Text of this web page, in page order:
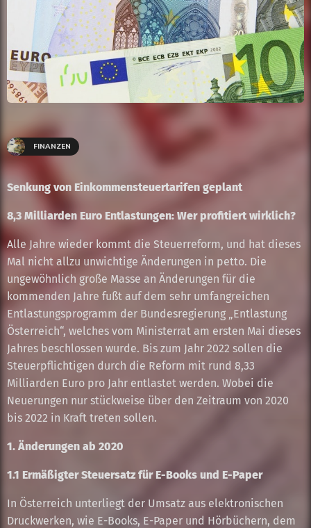
FINANZEN
Senkung von Einkommensteuertarifen geplant
8,3 Milliarden Euro Entlastungen: Wer profitiert wirklich?
Alle Jahre wieder kommt die Steuerreform, und hat dieses
Mal nicht allzu unwichtige Änderungen in petto. Die
ungewöhnlich große Masse an Änderungen für die
kommenden Jahre fußt auf dem sehr umfangreichen
Entlastungsprogramm der Bundesregierung „Entlastung
Österreich“, welches vom Ministerrat am ersten Mai dieses
Jahres beschlossen wurde. Bis zum Jahr 2022 sollen die
Steuerpflichtigen durch die Reform mit rund 8,33
Milliarden Euro pro Jahr entlastet werden. Wobei die
Neuerungen nur stückweise über den Zeitraum von 2020
bis 2022 in Kraft treten sollen.
1. Änderungen ab 2020
1.1 Ermäßigter Steuersatz für E-Books und E-Paper
In Österreich unterliegt der Umsatz aus elektronischen
Druckwerken, wie E-Books, E-Paper und Hörbüchern, dem